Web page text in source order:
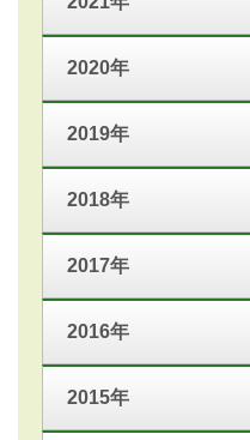
2020年
2019年
2018年
2017年
2016年
2015年